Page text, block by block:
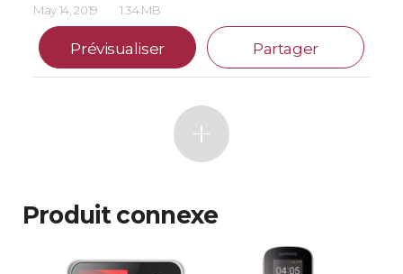
May 14, 2019 1.34 MB
Prévisualiser Partager
Produit connexe